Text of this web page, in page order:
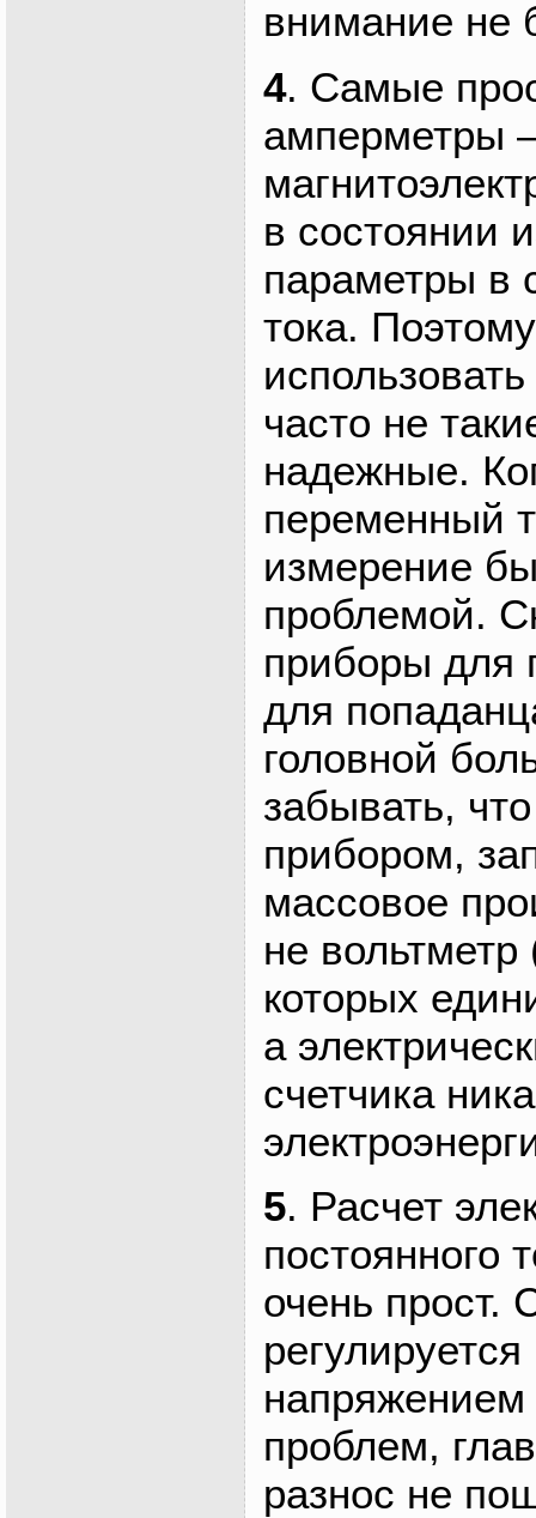
внимание не
4. Самые
амперметры
в состоянии
параметры в
тока.
часто не
надежные.
переменный
измерение
проблемой.
приборы для
для
головной
забывать,
прибором,
массовое
не вольтметр
которых
а
счетчика
5. Расчет
постоянного
очень прост.
напряжением
проблем,
разнос не